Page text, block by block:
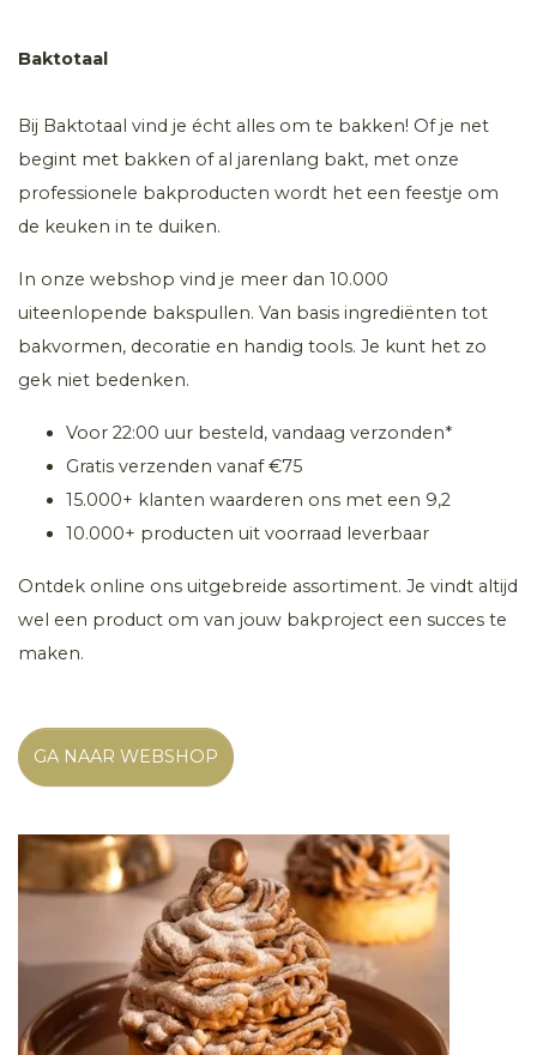
Baktotaal
Bij Baktotaal vind je écht alles om te bakken! Of je net
begint met bakken of al jarenlang bakt, met onze
professionele bakproducten wordt het een feestje om
de keuken in te duiken.
In onze webshop vind je meer dan 10.000
uiteenlopende bakspullen. Van basis ingrediënten tot
bakvormen, decoratie en handig tools. Je kunt het zo
gek niet bedenken.
Voor 22:00 uur besteld, vandaag verzonden*
Gratis verzenden vanaf €75
15.000+ klanten waarderen ons met een 9,2
10.000+ producten uit voorraad leverbaar
Ontdek online ons uitgebreide assortiment. Je vindt altijd
wel een product om van jouw bakproject een succes te
maken.
GA NAAR WEBSHOP